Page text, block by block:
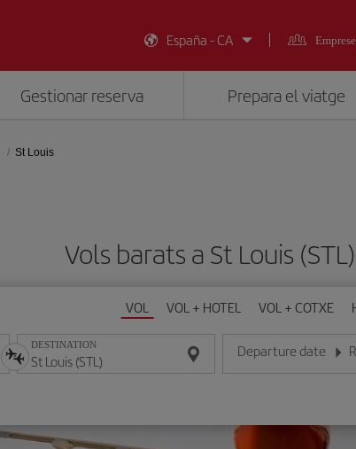
España - CA
Gestionar reserva Prepara el viatge
St Louis
Vols barats a St Louis
VOL VOL + HOTEL VOL + COTXE
DESTINATION Departure date
Introduce la fecha en